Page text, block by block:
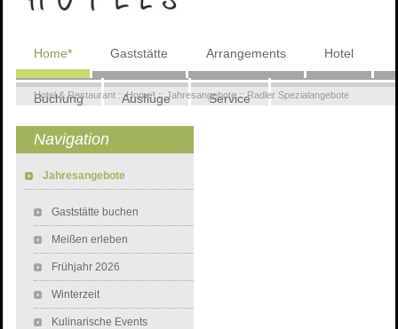
Navigation
überspringen
Home* Gaststätte Arrangements Hotel
Buchung Ausflüge Service
Wohnmobilstellplatz
Hotel & Restaurant ::Home*::Jahresangebote::Radler Spezialangebote
Navigation
Jahresangebote
Gaststätte buchen
Meißen erleben
Frühjahr 2026
Winterzeit
Kulinarische Events